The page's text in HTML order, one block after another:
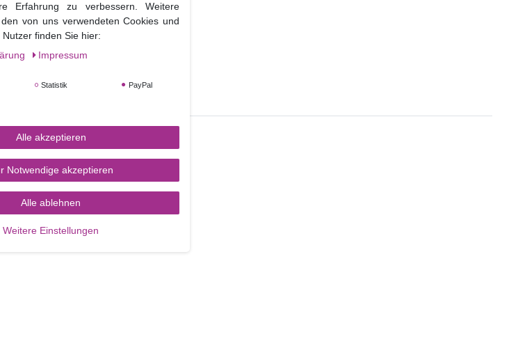
Erfahrung zu verbessern. Weitere
von uns verwendeten Cookies und
finden Sie hier:
Impressum
Statistik PayPal
Alle akzeptieren
Notwendige akzeptieren
Alle ablehnen
Weitere Einstellungen